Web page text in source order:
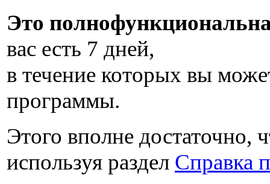
Это
вас есть 7 дней,
в течение которых вы
программы.
Этого вполне достаточно,
используя раздел Справка